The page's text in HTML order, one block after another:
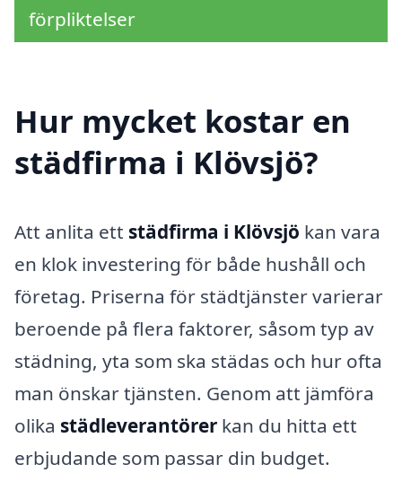
förpliktelser
Hur mycket kostar en
städfirma i Klövsjö?
Att anlita ett städfirma i Klövsjö kan vara
en klok investering för både hushåll och
företag. Priserna för städtjänster varierar
beroende på flera faktorer, såsom typ av
städning, yta som ska städas och hur ofta
man önskar tjänsten. Genom att jämföra
olika städleverantörer kan du hitta ett
erbjudande som passar din budget.